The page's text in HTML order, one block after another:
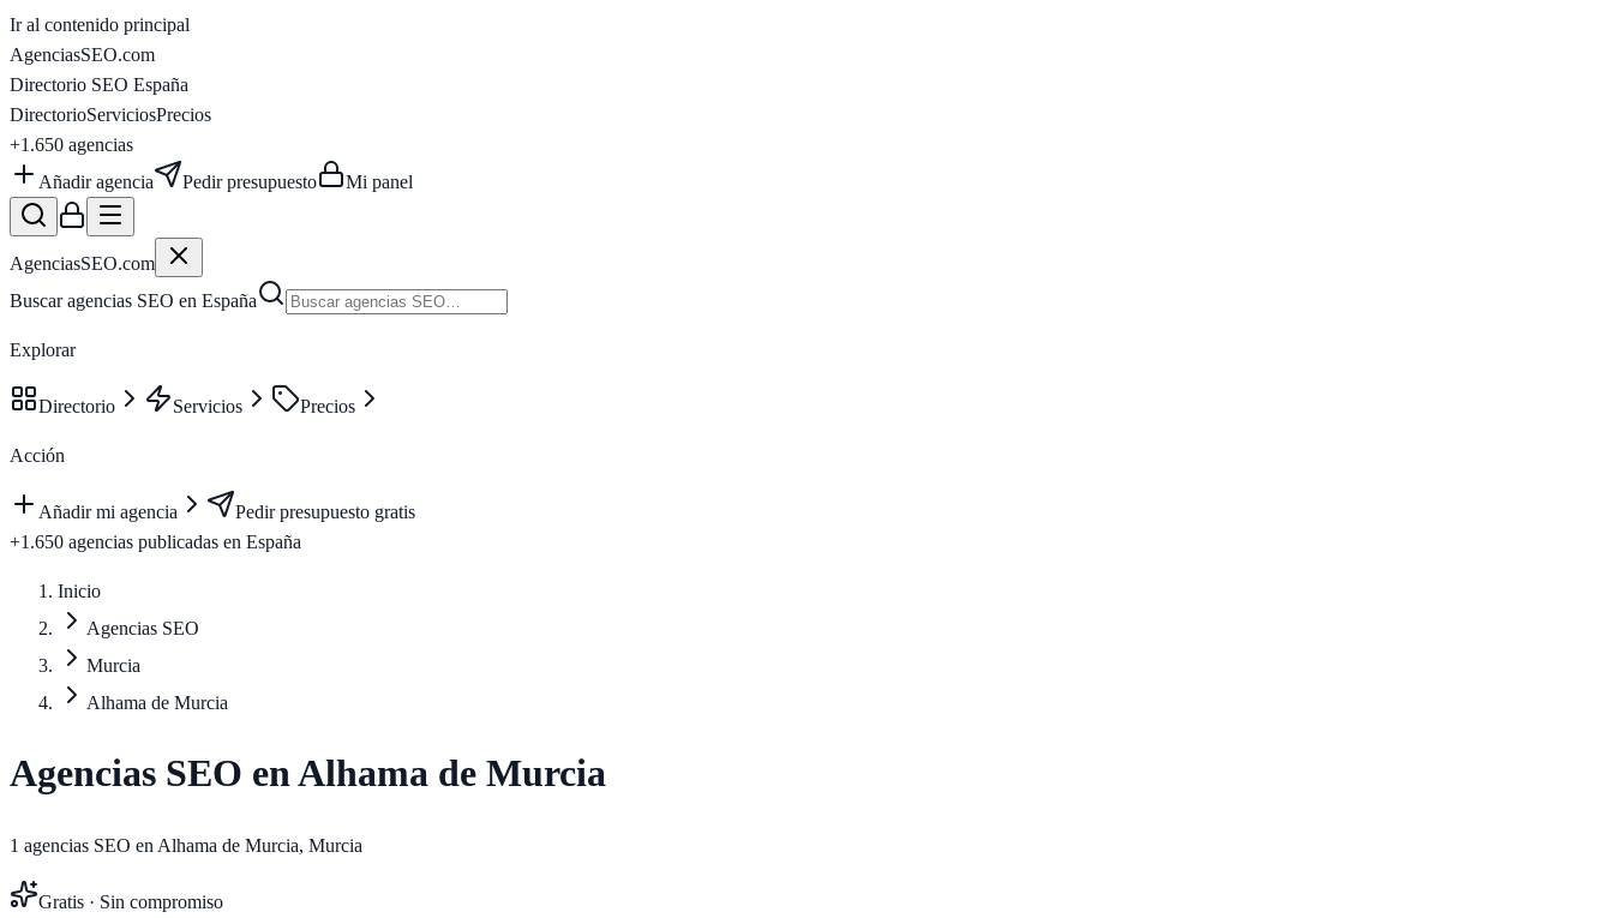
Ir al contenido principal
AgenciasSEO.com
Directorio SEO España
DirectorioServiciosPrecios
+1.650 agencias
Añadir agencia
Pedir presupuesto Mi panel
AgenciasSEO.com
Buscar agencias SEO en España
Explorar
Directorio Servicios Precios
Acción
Añadir mi agencia
Pedir presupuesto gratis
+1.650 agencias publicadas en España
Inicio
Agencias SEO
Murcia
Alhama de Murcia
Agencias SEO enAlhama de Murcia
1 agencias SEO en Alhama de Murcia, Murcia
Gratis · Sin compromiso